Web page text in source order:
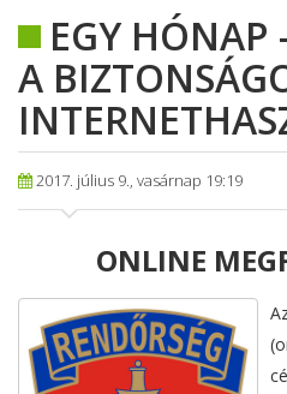
EGY HÓNAP
A
2017. július 9., vasárnap 19:19
ONLINE